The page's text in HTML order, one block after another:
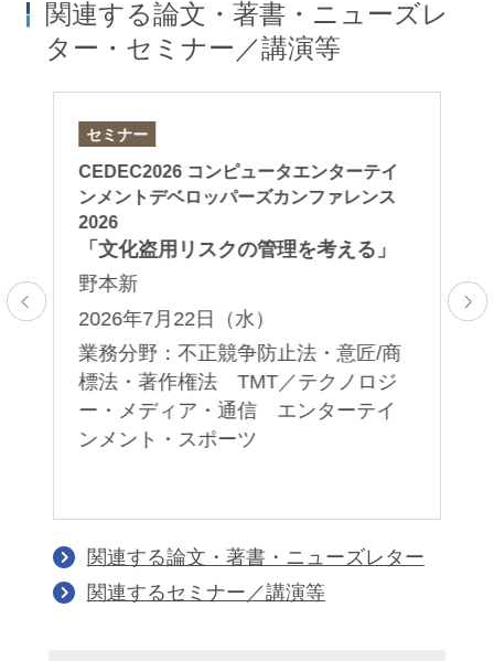
関連する論文・著書・ニューズレ
ター・セミナー／講演等
セミナー
CEDEC2026 コンピュータエンターテイ
ンメントデベロッパーズカンファレンス
2026
「文化盗用リスクの管理を考える」
野本新
2026年7月22日（水）
業務分野：不正競争防止法・意匠/商
標法・著作権法 TMT／テクノロジ
ー・メディア・通信 エンターテイ
ンメント・スポーツ
00
関連する論文・著書・ニューズレター
関連するセミナー／講演等